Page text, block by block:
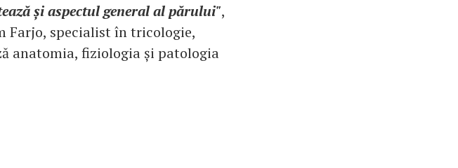
și aspectul general al părului",
Farjo, specialist în tricologie,
anatomia, fiziologia și patologia